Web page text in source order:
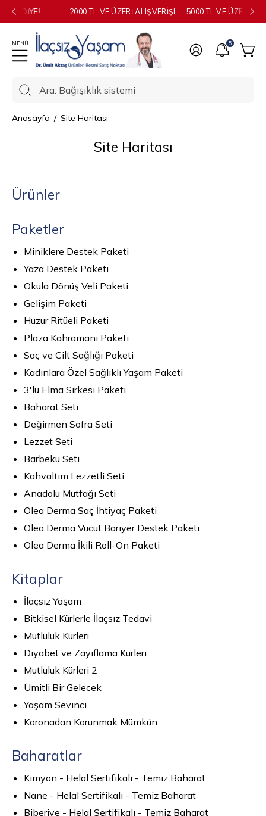
İçeriğe
geç
ALIŞVERIŞLERDE AROMATIK VÜCUT SPREYI HEDIYE!
5000 TL VE ÜZERI ALIŞVERIŞLERDE 3’LÜ BAHARAT SETI
5
Sitemizdeki
arayın
Ara: Bağışıklık sistemi
Anasayfa / Site Haritası
Site Haritası
Ürünler
Paketler
Miniklere Destek Paketi
Yaza Destek Paketi
Okula Dönüş Veli Paketi
Gelişim Paketi
Huzur Ritüeli Paketi
Plaza Kahramanı Paketi
Saç ve Cilt Sağlığı Paketi
Kadınlara Özel Sağlıklı Yaşam Paketi
3'lü Elma Sirkesi Paketi
Baharat Seti
Değirmen Sofra Seti
Lezzet Seti
Barbekü Seti
Kahvaltım Lezzetli Seti
Anadolu Mutfağı Seti
Olea Derma Saç İhtiyaç Paketi
Olea Derma Vücut Bariyer Destek Paketi
Olea Derma İkili Roll-On Paketi
Kitaplar
İlaçsız Yaşam
Bitkisel Kürlerle İlaçsız Tedavi
Mutluluk Kürleri
Diyabet ve Zayıflama Kürleri
Mutluluk Kürleri 2
Ümitli Bir Gelecek
Yaşam Sevinci
Koronadan Korunmak Mümkün
Baharatlar
Kimyon - Helal Sertifikalı - Temiz Baharat
Nane - Helal Sertifikalı - Temiz Baharat
Biberiye - Helal Sertifikalı - Temiz Baharat